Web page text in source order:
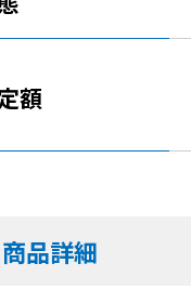
額
商品詳細